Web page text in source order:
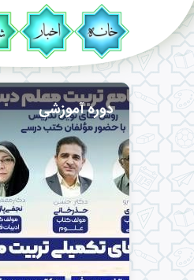
دوره آموزشی